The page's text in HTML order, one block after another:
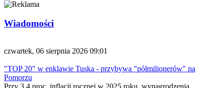
Wiadomości
czwartek, 06 sierpnia 2026 09:01
"TOP 20" w enklawie Tuska - przybywa "półmilionerów" na
Pomorzu